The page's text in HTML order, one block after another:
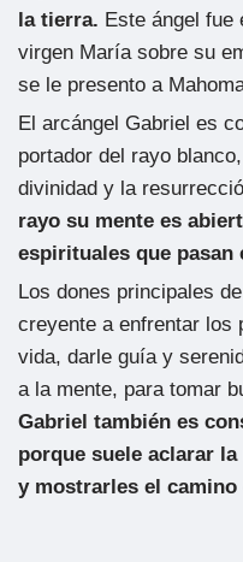
la tierra. Este ángel fue
virgen María sobre su
se le presento a
El arcángel Gabriel es
portador del rayo
divinidad y la
rayo su mente es
espirituales que pasan
Los dones principales
creyente a enfrentar los
vida, darle guía y
a la mente, para tomar
Gabriel también es
porque suele aclarar
y mostrarles el camino